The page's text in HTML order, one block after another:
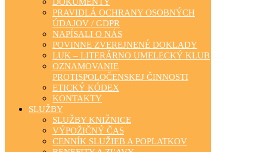
DOKUMENTY
PRAVIDLÁ OCHRANY OSOBNÝCH
ÚDAJOV / GDPR
NAPÍSALI O NÁS
POVINNE ZVEREJNENÉ DOKLADY
LUK – LITERÁRNO UMELECKÝ KLUB
OZNAMOVANIE
PROTISPOLOČENSKEJ ČINNOSTI
ETICKÝ KÓDEX
KONTAKTY
SLUŽBY
SLUŽBY KNIŽNICE
VÝPOŽIČNÝ ČAS
CENNÍK SLUŽIEB A POPLATKOV